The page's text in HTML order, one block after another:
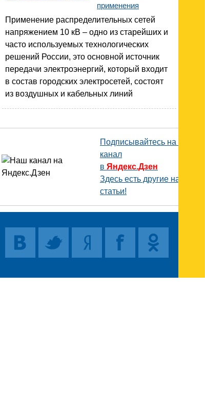
применения
Применение распределительных сетей
напряжением 10 кВ – одно из старейших и
часто используемых технологических
решений России, это основной источник
передачи электроэнергий, который входит
в состав городских электросетей, состоят
из воздушных и кабельных линий
Подписывайтесь на наш
канал
в Яндекс.Дзен
Здесь есть другие наши
статьи!